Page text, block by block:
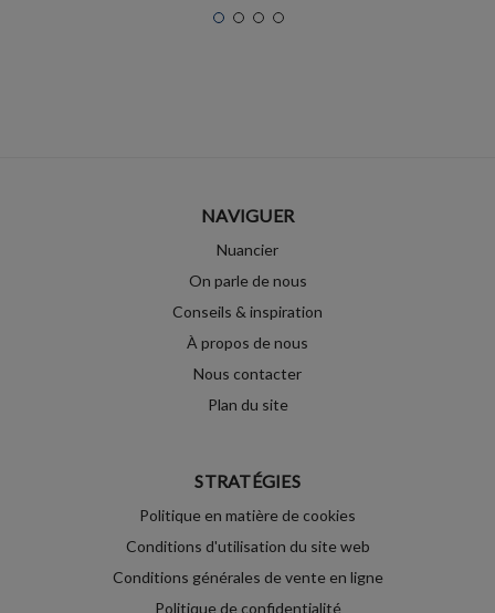
NAVIGUER
Nuancier
On parle de nous
Conseils & inspiration
À propos de nous
Nous contacter
Plan du site
STRATÉGIES
Politique en matière de cookies
Conditions d'utilisation du site web
Conditions générales de vente en ligne
Politique de confidentialité